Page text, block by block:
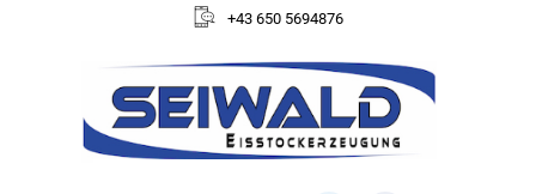
+43 650 5694876